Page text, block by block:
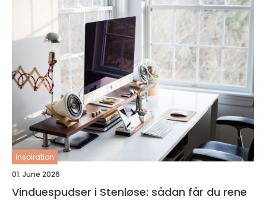
inspiration
01. June 2026
Vinduespudser i Stenløse: sådan får du rene